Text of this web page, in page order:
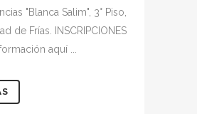
"Blanca Salim", 3° Piso,
de Frías. INSCRIPCIONES
aquí ...